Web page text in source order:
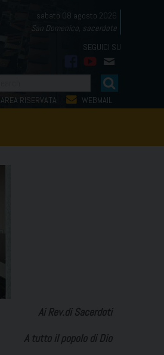
sabato 08 agosto 2026
San Domenico, sacerdote
facebook
youtube
mail
AREA RISERVATA WEBMAIL
Ai Rev.di Sacerdoti
A tutto il popolo di Dio